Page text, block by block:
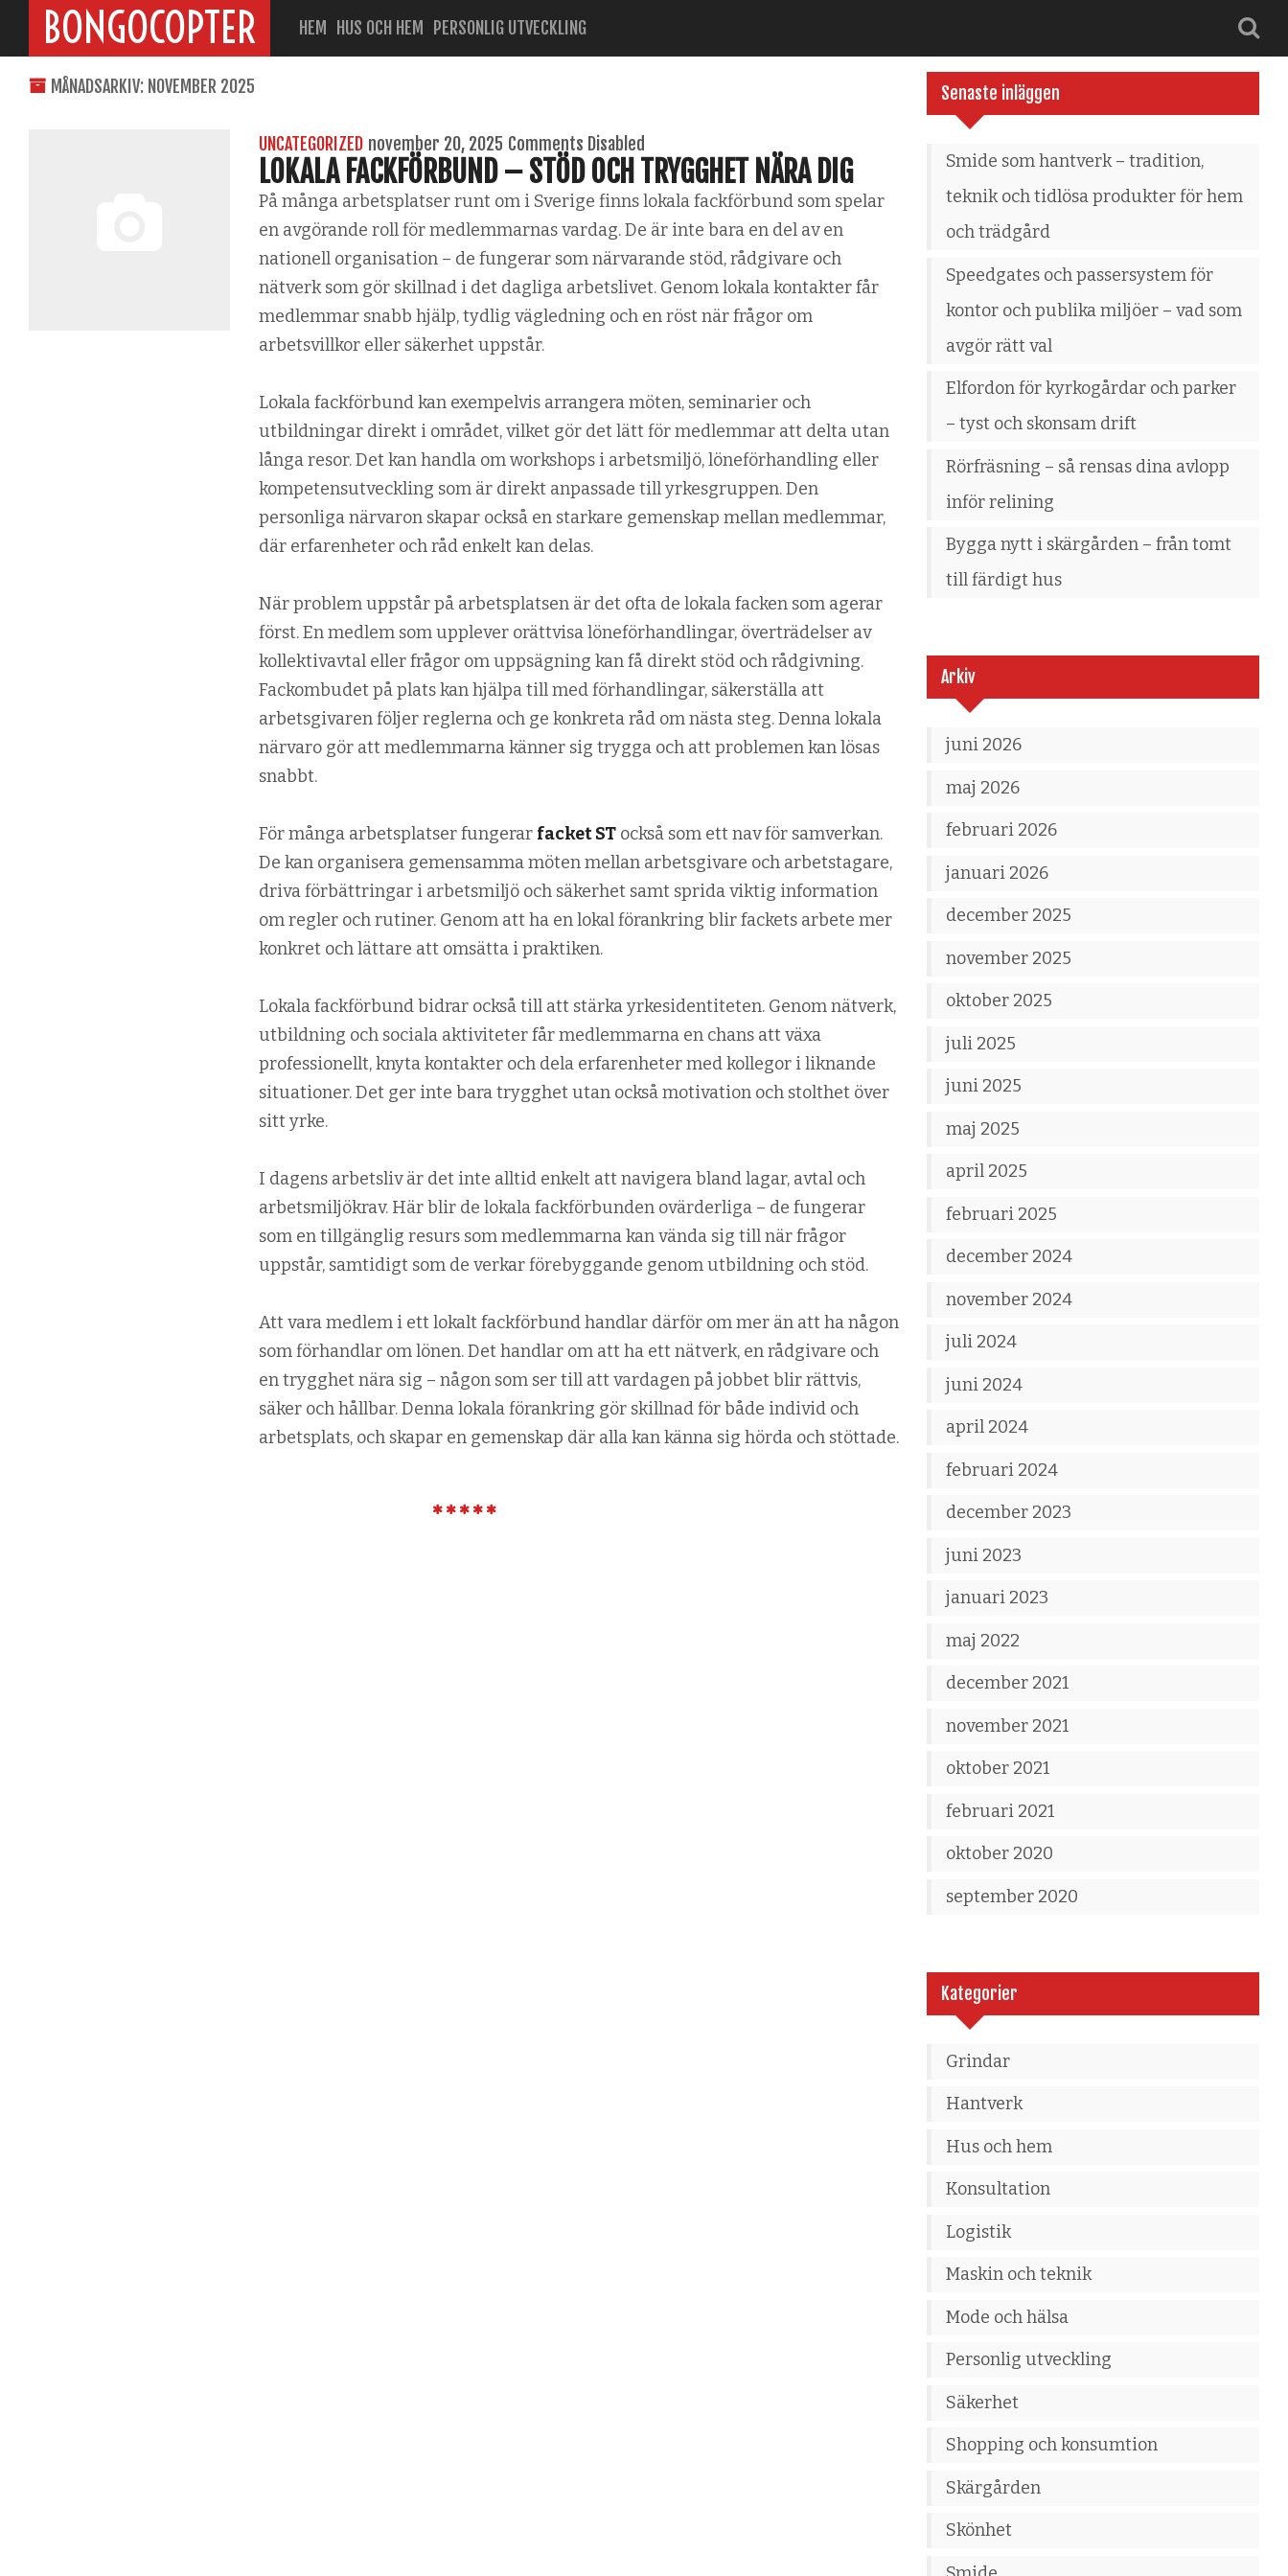
BONGOCOPTER HEM HUS OCH HEM PERSONLIG UTVECKLING
MÅNADSARKIV: NOVEMBER 2025
UNCATEGORIZED november 20, 2025 Comments Disabled
LOKALA FACKFÖRBUND – STÖD OCH TRYGGHET NÄRA DIG
På många arbetsplatser runt om i Sverige finns lokala fackförbund som spelar
en avgörande roll för medlemmarnas vardag. De är inte bara en del av en
nationell organisation – de fungerar som närvarande stöd, rådgivare och
nätverk som gör skillnad i det dagliga arbetslivet. Genom lokala kontakter får
medlemmar snabb hjälp, tydlig vägledning och en röst när frågor om
arbetsvillkor eller säkerhet uppstår.
Lokala fackförbund kan exempelvis arrangera möten, seminarier och
utbildningar direkt i området, vilket gör det lätt för medlemmar att delta utan
långa resor. Det kan handla om workshops i arbetsmiljö, löneförhandling eller
kompetensutveckling som är direkt anpassade till yrkesgruppen. Den
personliga närvaron skapar också en starkare gemenskap mellan medlemmar,
där erfarenheter och råd enkelt kan delas.
När problem uppstår på arbetsplatsen är det ofta de lokala facken som agerar
först. En medlem som upplever orättvisa löneförhandlingar, överträdelser av
kollektivavtal eller frågor om uppsägning kan få direkt stöd och rådgivning.
Fackombudet på plats kan hjälpa till med förhandlingar, säkerställa att
arbetsgivaren följer reglerna och ge konkreta råd om nästa steg. Denna lokala
närvaro gör att medlemmarna känner sig trygga och att problemen kan lösas
snabbt.
För många arbetsplatser fungerar facket ST också som ett nav för samverkan.
De kan organisera gemensamma möten mellan arbetsgivare och arbetstagare,
driva förbättringar i arbetsmiljö och säkerhet samt sprida viktig information
om regler och rutiner. Genom att ha en lokal förankring blir fackets arbete mer
konkret och lättare att omsätta i praktiken.
Lokala fackförbund bidrar också till att stärka yrkesidentiteten. Genom nätverk,
utbildning och sociala aktiviteter får medlemmarna en chans att växa
professionellt, knyta kontakter och dela erfarenheter med kollegor i liknande
situationer. Det ger inte bara trygghet utan också motivation och stolthet över
sitt yrke.
I dagens arbetsliv är det inte alltid enkelt att navigera bland lagar, avtal och
arbetsmiljökrav. Här blir de lokala fackförbunden ovärderliga – de fungerar
som en tillgänglig resurs som medlemmarna kan vända sig till när frågor
uppstår, samtidigt som de verkar förebyggande genom utbildning och stöd.
Att vara medlem i ett lokalt fackförbund handlar därför om mer än att ha någon
som förhandlar om lönen. Det handlar om att ha ett nätverk, en rådgivare och
en trygghet nära sig – någon som ser till att vardagen på jobbet blir rättvis,
säker och hållbar. Denna lokala förankring gör skillnad för både individ och
arbetsplats, och skapar en gemenskap där alla kan känna sig hörda och stöttade.
Senaste inläggen
Smide som hantverk – tradition,
teknik och tidlösa produkter för hem
och trädgård
Speedgates och passersystem för
kontor och publika miljöer – vad som
avgör rätt val
Elfordon för kyrkogårdar och parker
– tyst och skonsam drift
Rörfräsning – så rensas dina avlopp
inför relining
Bygga nytt i skärgården – från tomt
till färdigt hus
Arkiv
juni 2026
maj 2026
februari 2026
januari 2026
december 2025
november 2025
oktober 2025
juli 2025
juni 2025
maj 2025
april 2025
februari 2025
december 2024
november 2024
juli 2024
juni 2024
april 2024
februari 2024
december 2023
juni 2023
januari 2023
maj 2022
december 2021
november 2021
oktober 2021
februari 2021
oktober 2020
september 2020
Kategorier
Grindar
Hantverk
Hus och hem
Konsultation
Logistik
Maskin och teknik
Mode och hälsa
Personlig utveckling
Säkerhet
Shopping och konsumtion
Skärgården
Skönhet